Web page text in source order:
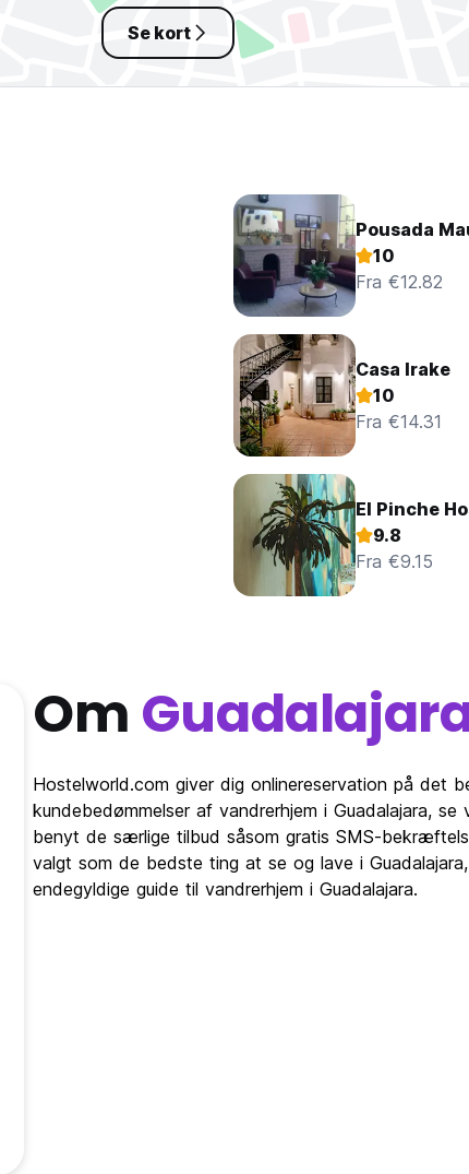
Se kort
Pousada
10
Fra €12.82
Casa Irake
10
Fra €14.31
El Pinche
9.8
Fra €9.15
Om
Hostelworld.com giver dig onlinereservation på det
kundebedømmelser af vandrerhjem i Guadalajara,
benyt de særlige tilbud såsom gratis SMS-
valgt som de bedste ting at se og lave i
endegyldige guide til vandrerhjem i Guadalajara.